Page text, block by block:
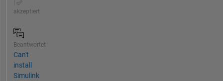
akzeptiert
Beantwortet
Can't
install
Simulink